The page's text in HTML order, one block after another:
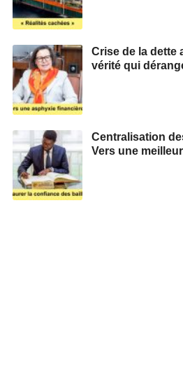
Crise de la dette
vérité qui
Centralisation
Vers une